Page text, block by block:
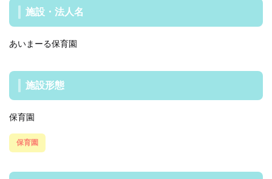
施設・法人名
あいまーる保育園
施設形態
保育園
保育園